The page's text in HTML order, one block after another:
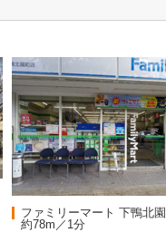
ファミリーマート 下鴨北
約78m／1分